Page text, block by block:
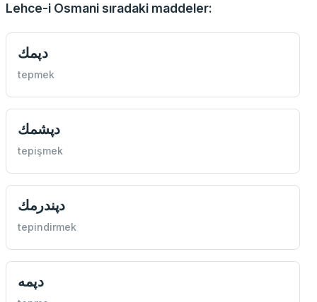
Lehce-i Osmani sıradaki maddeler:
دپمك
tepmek
دپشمك
tepişmek
دپندرمك
tepindirmek
دپمه